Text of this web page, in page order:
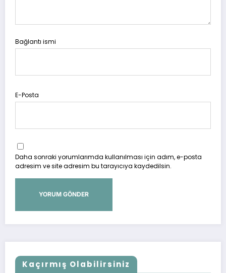
Bağlantı ismi
E-Posta
Daha sonraki yorumlarımda kullanılması için adım, e-posta
adresim ve site adresim bu tarayıcıya kaydedilsin.
Kaçırmış Olabilirsiniz